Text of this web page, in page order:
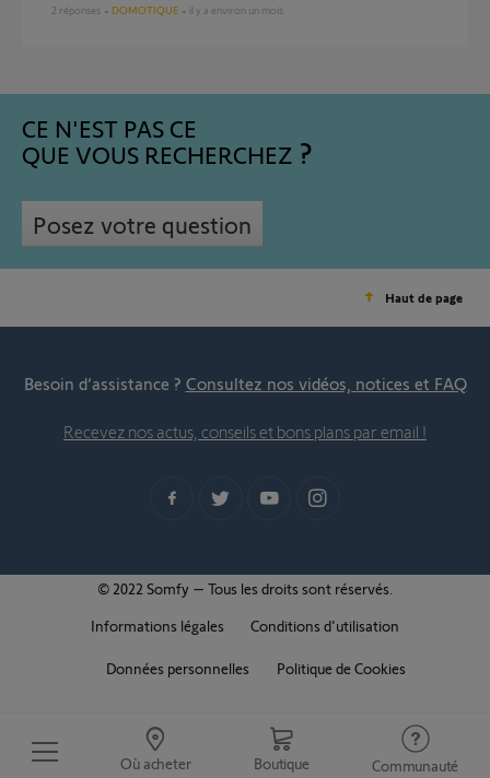
Où acheter Boutique Communauté
2 réponses DOMOTIQUE il y a environ un mois
CE N'EST PAS CE
QUE VOUS RECHERCHEZ
Posez votre question
Haut de page
Besoin d’assistance ? Consultez nos vidéos, notices et FAQ
Recevez nos actus, conseils et bons plans par email !
© 2022 Somfy – Tous les droits sont réservés.
Informations légales
Conditions d'utilisation
Données personnelles Politique de Cookies